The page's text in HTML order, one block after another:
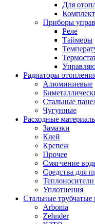
Для
Приборы
Реле
Таймеры
Радиаторы
Алюминиевые
Стальные
Чугунные
Расходные
Замазки
Клей
Крепеж
Прочее
Смягчение
Средства для
Уплотнения
Стальные трубчатые
Arbonia
Zehnder